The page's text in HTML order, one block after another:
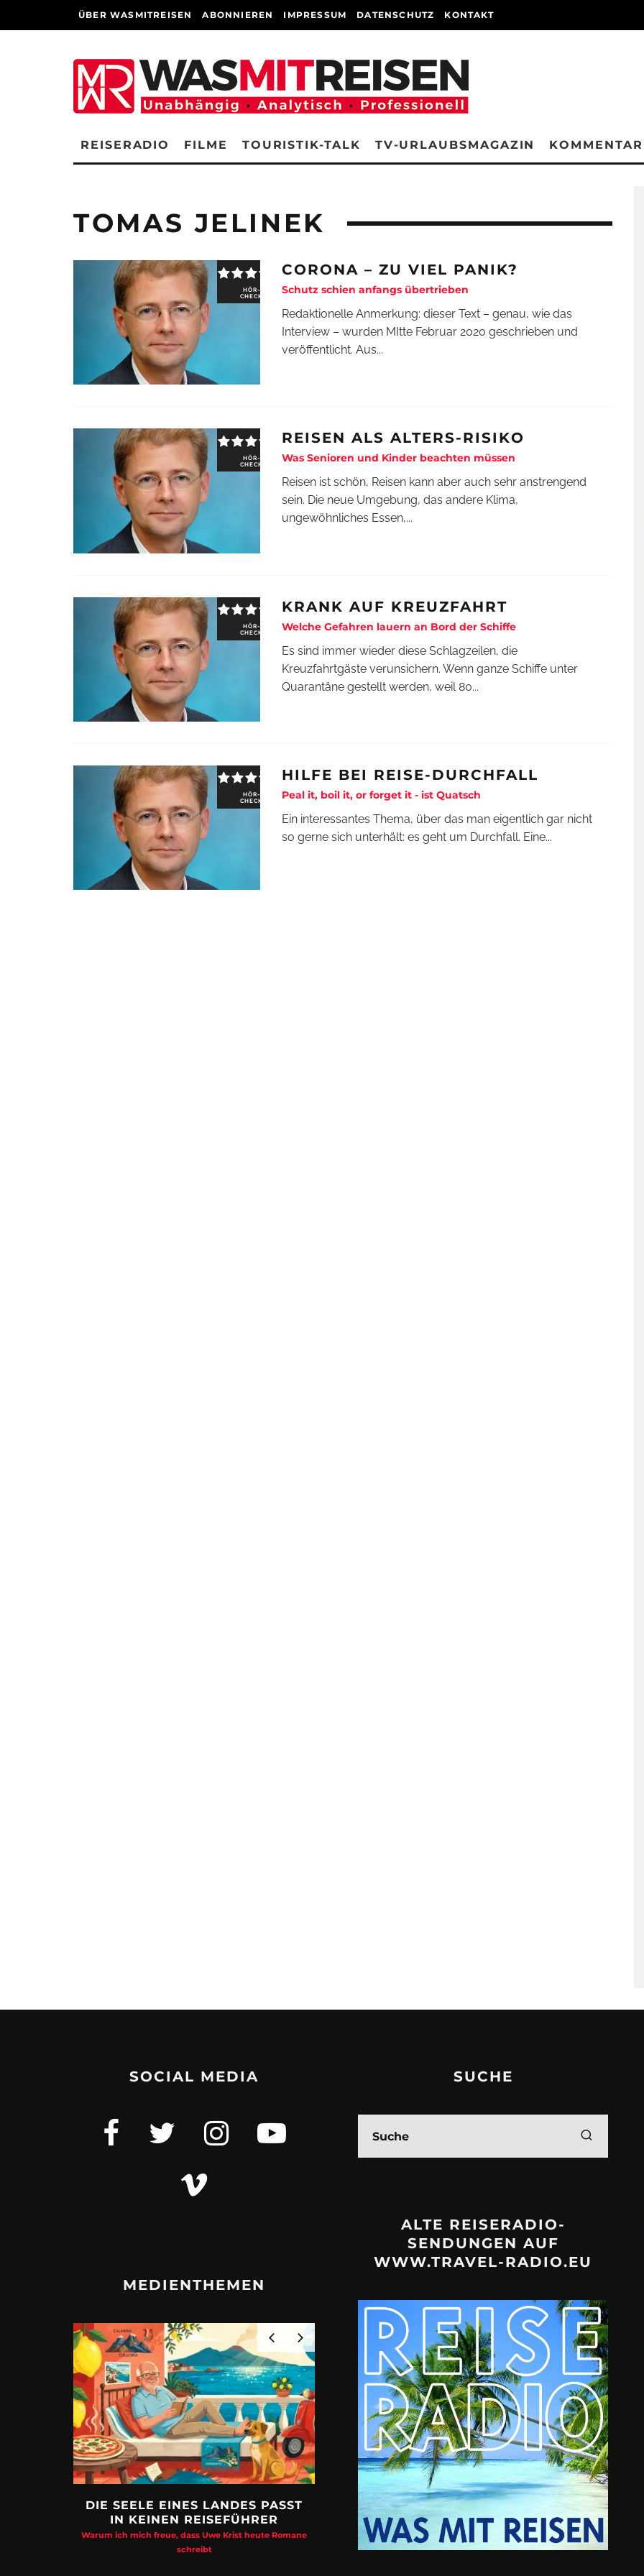
ÜBER WASMITREISEN ABONNIEREN IMPRESSUM DATENSCHUTZ KONTAKT
REISERADIO FILME TOURISTIK-TALK TV-URLAUBSMAGAZIN
TOMAS JELINEK
HÖR-
CHECK
CORONA – ZU VIEL PANIK?
Schutz schien anfangs übertrieben
Redaktionelle Anmerkung: dieser Text – genau, wie das
Interview – wurden MItte Februar 2020 geschrieben und
veröffentlicht. Aus...
HÖR-
CHECK
REISEN ALS ALTERS-RISIKO
Was Senioren und Kinder beachten müssen
Reisen ist schön, Reisen kann aber auch sehr anstrengend
sein. Die neue Umgebung, das andere Klima,
ungewöhnliches Essen,...
HÖR-
CHECK
KRANK AUF KREUZFAHRT
Welche Gefahren lauern an Bord der Schiffe
Es sind immer wieder diese Schlagzeilen, die
Kreuzfahrtgäste verunsichern. Wenn ganze Schiffe unter
Quarantäne gestellt werden, weil 80...
HÖR-
CHECK
HILFE BEI REISE-DURCHFALL
Peal it, boil it, or forget it - ist Quatsch
Ein interessantes Thema, über das man eigentlich gar nicht
so gerne sich unterhält: es geht um Durchfall. Eine...
SOCIAL MEDIA
MEDIENTHEMEN
DIE SEELE EINES LANDES PASST
IN KEINEN REISEFÜHRER
Warum ich mich freue, dass Uwe Krist heute Romane
schreibt
URLAUBSFRUST – IST REISEN
KAPUTT?
Philipp Laage „Travel is broken“ - Wege aus der
Urlaubsfalle
A3M –
Mit Krisen-
SUCHE
ALTE REISERADIO-
SENDUNGEN AUF
WWW.TRAVEL-RADIO.EU